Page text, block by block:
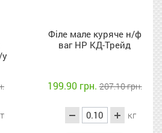
Філе мале куряче н/ф
ваг НР КД-Трейд
199.90 грн.207.10 грн.
кг